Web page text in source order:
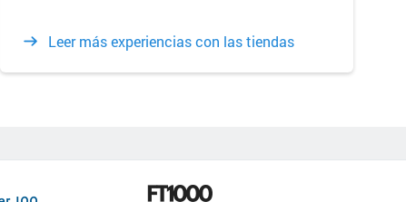
Leer más experiencias con las tiendas